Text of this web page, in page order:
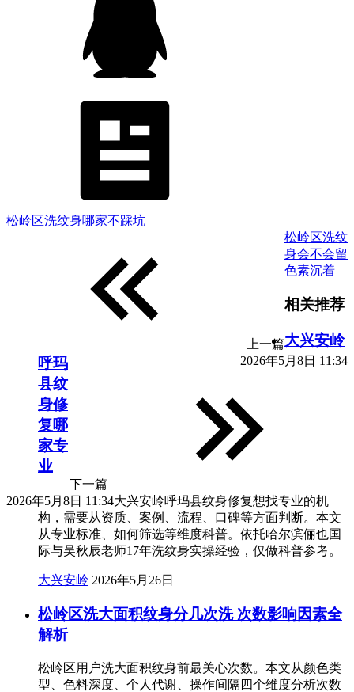
松岭区洗纹身哪家不踩坑
上一篇
2026年5月8日 11:34
松岭区洗纹
身会不会留
色素沉着
下一篇
2026年5月8日 11:34
相关推荐
大兴安岭
呼玛
县纹
身修
复哪
家专
业
大兴安岭呼玛县纹身修复想找专业的机
构，需要从资质、案例、流程、口碑等方面判断。本文
从专业标准、如何筛选等维度科普。依托哈尔滨俪也国
际与吴秋辰老师17年洗纹身实操经验，仅做科普参考。
大兴安岭 2026年5月26日
松岭区洗大面积纹身分几次洗 次数影响因素全
解析
松岭区用户洗大面积纹身前最关心次数。本文从颜色类
型、色料深度、个人代谢、操作间隔四个维度分析次数